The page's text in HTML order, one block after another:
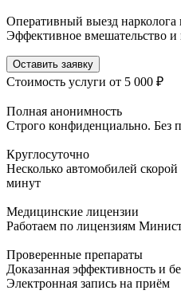
Оперативный выезд нарколога
Эффективное вмешательство
Оставить заявку
Стоимость услуги от 5 000 ₽
Полная анонимность
Строго конфиденциально. Без
Круглосуточно
Несколько автомобилей
минут
Медицинские лицензии
Работаем по лицензиям
Проверенные препараты
Доказанная эффективность и
Электронная запись на приём